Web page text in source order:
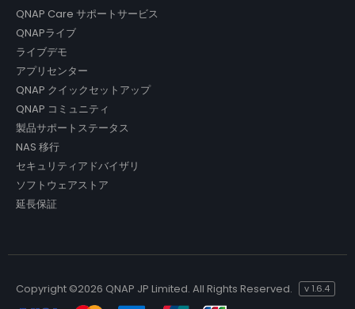
QNAP Care サポートサービス
QNAPライブ
ライブデモ
アプリセンター
QNAP クイックセットアップ
QNAP コミュニティ
製品サポートステータス
NAS 移行
セキュリティアドバイザリ
ソフトウェアストア
延長保証
Copyright ©2026 QNAP JP Limited. All Rights Reserved. v 1.6.4